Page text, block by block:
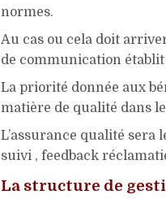
normes.
Au cas ou cela doit
de communication établit
La priorité donnée aux
matière de qualité dans
L’assurance qualité sera
suivi , feedback
La structure de